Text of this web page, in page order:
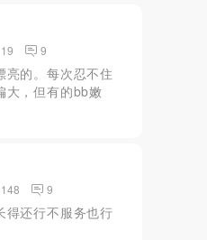
19 9
亮的。每次忍不住
大，但有的bb嫩
得一去。最近搞
白白的，奶子不
148 9
得还行不服务也行